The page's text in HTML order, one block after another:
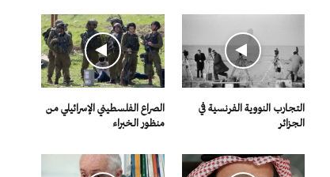
التجارب النووية الفرنسية في
الجزائر
الصراع الفلسطيني الإسرائيلي من
منظور الخبراء